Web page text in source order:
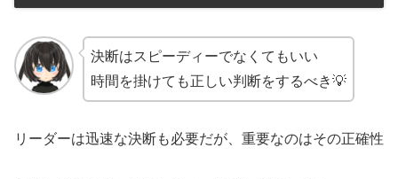
決断はスピーディーでなくてもいい
時間を掛けても正しい判断をするべき💡
リーダーは迅速な決断も必要だが、重要なのはその正確性